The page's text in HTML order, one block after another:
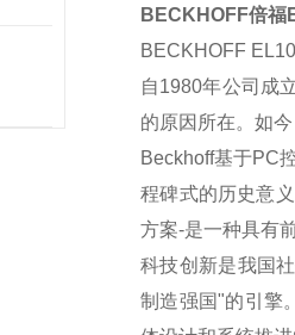
BECKHOFF倍福
BECKHOFF
自1980年公司成
的原因所在。如
Beckhoff基于PC
程碑式的历史意
方案-是一种具有
科技创新是我国
制造强国"的引擎